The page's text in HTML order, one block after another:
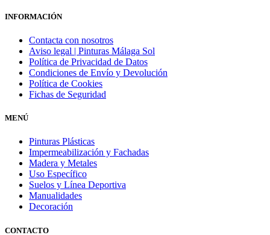
INFORMACIÓN
Contacta con nosotros
Aviso legal | Pinturas Málaga Sol
Política de Privacidad de Datos
Condiciones de Envío y Devolución
Política de Cookies
Fichas de Seguridad
MENÚ
Pinturas Plásticas
Impermeabilización y Fachadas
Madera y Metales
Uso Específico
Suelos y Línea Deportiva
Manualidades
Decoración
CONTACTO